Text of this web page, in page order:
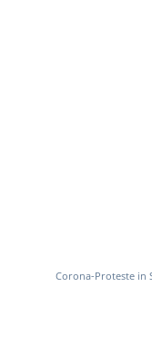
Corona-Proteste in